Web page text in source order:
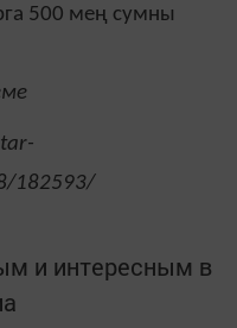
500 мең сумны
182593/
и интересным в